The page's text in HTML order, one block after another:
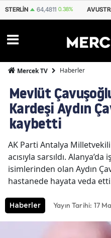
STERLIN 64,4811 0.38%
Mercek TV Haberler
Mevlüt
Kardeşi Aydın
kaybetti
AK Parti Antalya
acısıyla sarsıldı. Alanya’da
isimlerinden olan Aydın
hastanede hayata veda
Haberler Yayın Tarihi: 17